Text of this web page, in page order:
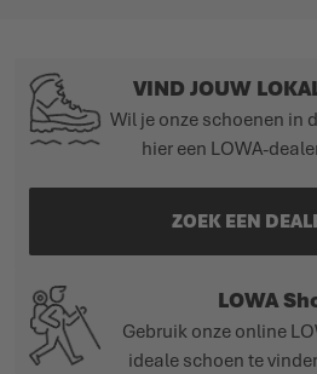
VIND JOUW
Wil je onze schoenen in
hier een LOWA-
ZOEK EEN
LOWA
Gebruik onze online
ideale schoen te